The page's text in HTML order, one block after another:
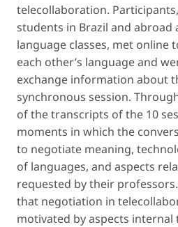
telecollaboration.
students in Brazil and abroad
language classes, met online
each other’s language and
exchange information about
synchronous session.
of the transcripts of the 10
moments in which the
to negotiate meaning,
of languages, and aspects
requested by their
that negotiation in
motivated by aspects